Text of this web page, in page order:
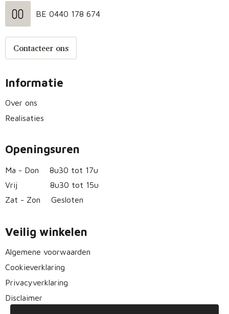
BE 0440 178 674
Contacteer ons
Informatie
Over ons
Realisaties
Openingsuren
Ma - Don
8u30 tot 17u
Vrij
8u30 tot 15u
Zat - Zon
Gesloten
Veilig winkelen
Algemene voorwaarden
Cookieverklaring
Privacyverklaring
Disclaimer